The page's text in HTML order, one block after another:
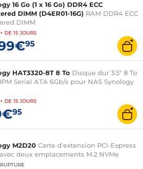
16 Go (1 x 16 Go) DDR4 ECC
DIMM (D4ER01-16G) RAM DDR4 ECC
DIMM
+ DE 15 JOURS
95
HAT3320-8T 8 To Disque dur 3.5" 8 To
Serial ATA 6Gb/s pour NAS Synology
+ DE 15 JOURS
95
M2D20 Carte d'extension PCI-Express
deux emplacements M.2 NVMe
RUPTURE